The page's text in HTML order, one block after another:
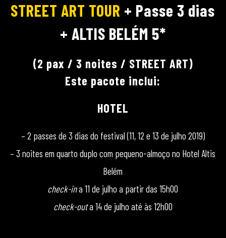
STREET ART TOUR + Passe 3 dias
+ ALTIS BELÉM 5*
(2 pax / 3 noites / STREET ART)
Este pacote inclui:
HOTEL
– 2 passes de 3 dias do festival (11, 12 e 13 de julho 2019)
– 3 noites em quarto duplo com pequeno-almoço no Hotel Altis
Belém
check-ina 11 de julho a partir das 15h00
check-outa 14 de julho até às 12h00